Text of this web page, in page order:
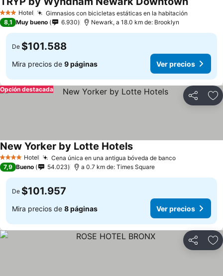
3 Estrellas
Hotel Gimnasios con bicicletas estáticas en la habitación
8,1 Muy bueno 6.930 Newark, a 18.0 km de: Brooklyn
De $101.588
Mira precios de 9 páginas Ver precios
Compartir
Opción destacada
4 EstrellasHotel Cena única en una antigua bóveda de banco
New Yorker by Lotte Hotels
7,9 Bueno 54.023 a 0.7 km de: Times Square
De $101.957
Mira precios de 8 páginas Ver precios
Compartir